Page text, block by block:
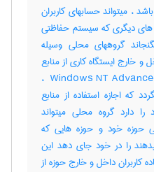
، میتواند حسابهای کاربران
دیگری که سیستم حفاظتی
گروههای محلی وسیله
خارج ایستگاه کاری از منابع
گروه محلی هستند در ‎ Windows NT Advanced Server ،
که اجازه استفاده از منابع
دارد گروه محلی میتواند
حوزه خود و حوزه هایی که
را در خود جای دهد این
کاربران داخل و خارج حوزه از